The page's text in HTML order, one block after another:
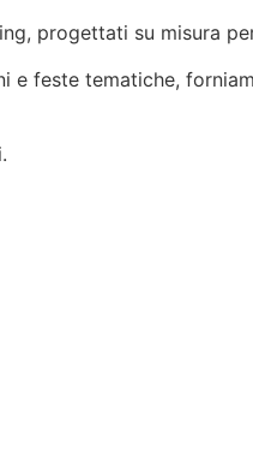
progettati su misura
e feste tematiche,